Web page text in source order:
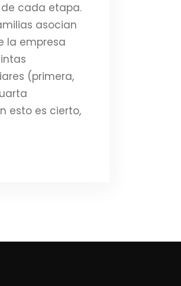
cada etapa.
asocian
la empresa
(primera,
esto es cierto,